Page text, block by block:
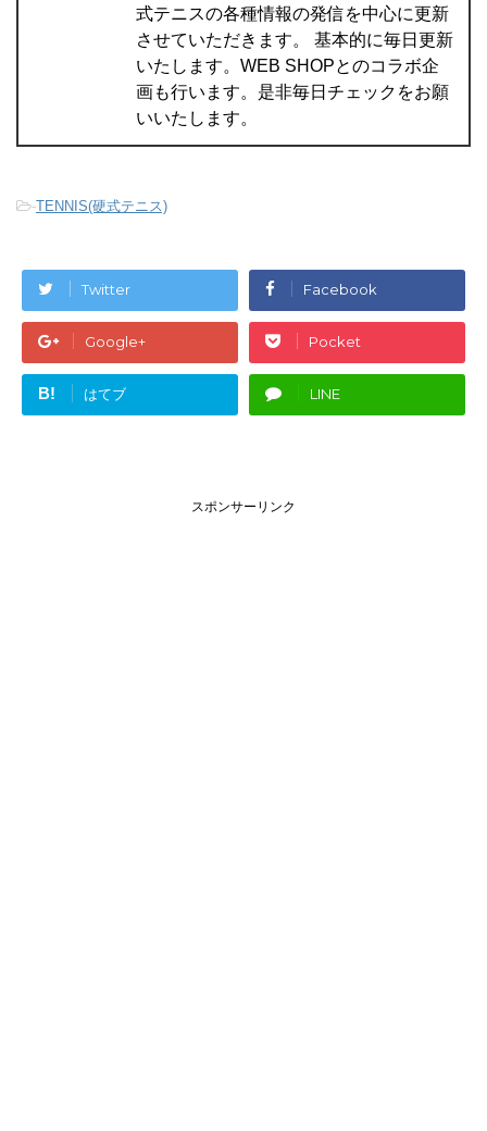
式テニスの各種情報の発信を中心に更新
させていただきます。 基本的に毎日更新
いたします。WEB SHOPとのコラボ企
画も行います。是非毎日チェックをお願
いいたします。
-TENNIS(硬式テニス)
Twitter Facebook
Google+ Pocket
B! はてブ LINE
スポンサーリンク